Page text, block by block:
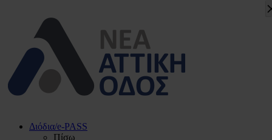
Διόδια/e-PASS
Πίσω